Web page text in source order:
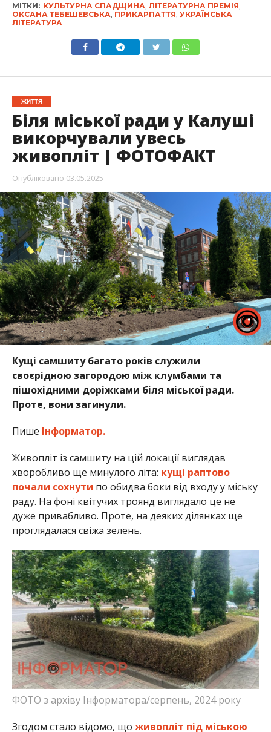
МІТКИ: КУЛЬТУРНА СПАДЩИНА ЛІТЕРАТУРНА ПРЕМІЯ
ОКСАНА ТЕБЕШЕВСЬКА ПРИКАРПАТТЯ УКРАЇНСЬКА
ЛІТЕРАТУРА
ЖИТТЯ
Біля міської ради у Калуші
викорчували увесь
живопліт | ФОТОФАКТ
Опубліковано 03.05.2025
Кущі самшиту багато років служили
своєрідною загородою між клумбами та
пішохідними доріжками біля міської ради.
Проте, вони загинули.
Пише Інформатор.
Живопліт із самшиту на цій локації виглядав
хворобливо ще минулого літа: кущі раптово
почали сохнути по обидва боки від входу у міську
раду. На фоні квітучих троянд виглядало це не
дуже привабливо. Проте, на деяких ділянках ще
проглядалася свіжа зелень.
ФОТО з архіву Інформатора/серпень, 2024 року
Згодом стало відомо, що живопліт під міською